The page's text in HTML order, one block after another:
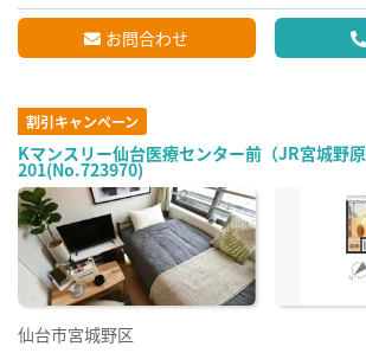
お問合わせ
割引キャンペーン
Kマンスリー仙台医療センター前（JR宮城野
201(No.723970)
仙台市宮城野区